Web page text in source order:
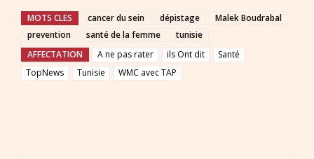
MOTS CLES cancer du sein dépistage
Malek Boudrabal
prevention
santé de la femme
tunisie
AFFECTATION
A ne pas rater ils Ont dit
Santé
TopNews
Tunisie WMC avec TAP